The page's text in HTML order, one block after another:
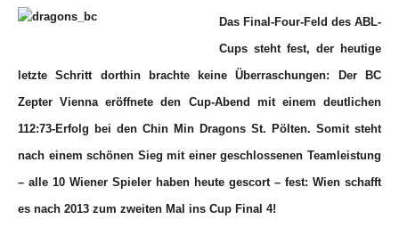
Das Final-Four-Feld des ABL-
Cups steht fest, der heutige
letzte Schritt dorthin brachte keine Überraschungen: Der BC
Zepter Vienna eröffnete den Cup-Abend mit einem deutlichen
112:73-Erfolg bei den Chin Min Dragons St. Pölten. Somit steht
nach einem schönen Sieg mit einer geschlossenen Teamleistung
– alle 10 Wiener Spieler haben heute gescort – fest: Wien schafft
es nach 2013 zum zweiten Mal ins Cup Final 4!